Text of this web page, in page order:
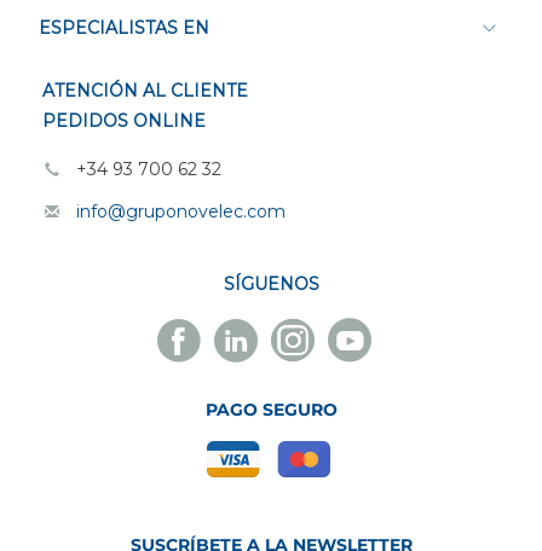
ESPECIALISTAS EN
ATENCIÓN AL CLIENTE
PEDIDOS ONLINE
+34 93 700 62 32
info@gruponovelec.com
SÍGUENOS
Facebook
Novelec
Linkedin
Novelec
Instagram
Novelec
Youtube
Novelec
PAGO SEGURO
SUSCRÍBETE A LA NEWSLETTER